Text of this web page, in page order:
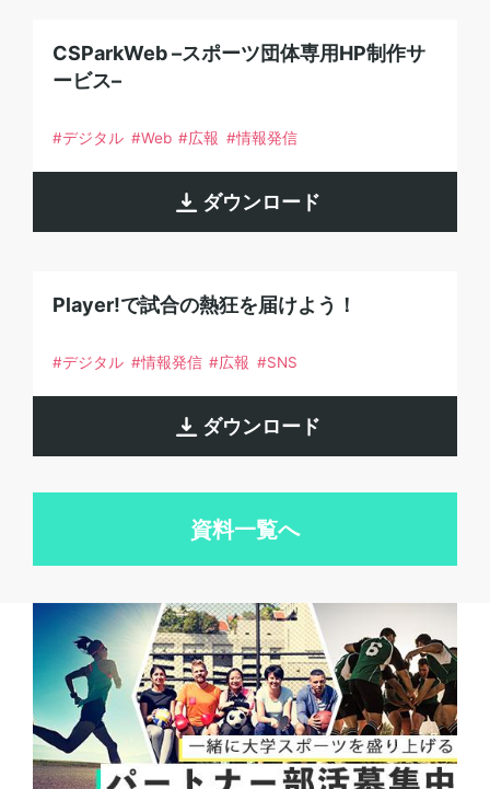
CSParkWeb –スポーツ団体専用HP制作サ
ービス–
デジタル Web 広報 情報発信
ダウンロード
Player!で試合の熱狂を届けよう！
デジタル 情報発信 広報 SNS
ダウンロード
資料一覧へ